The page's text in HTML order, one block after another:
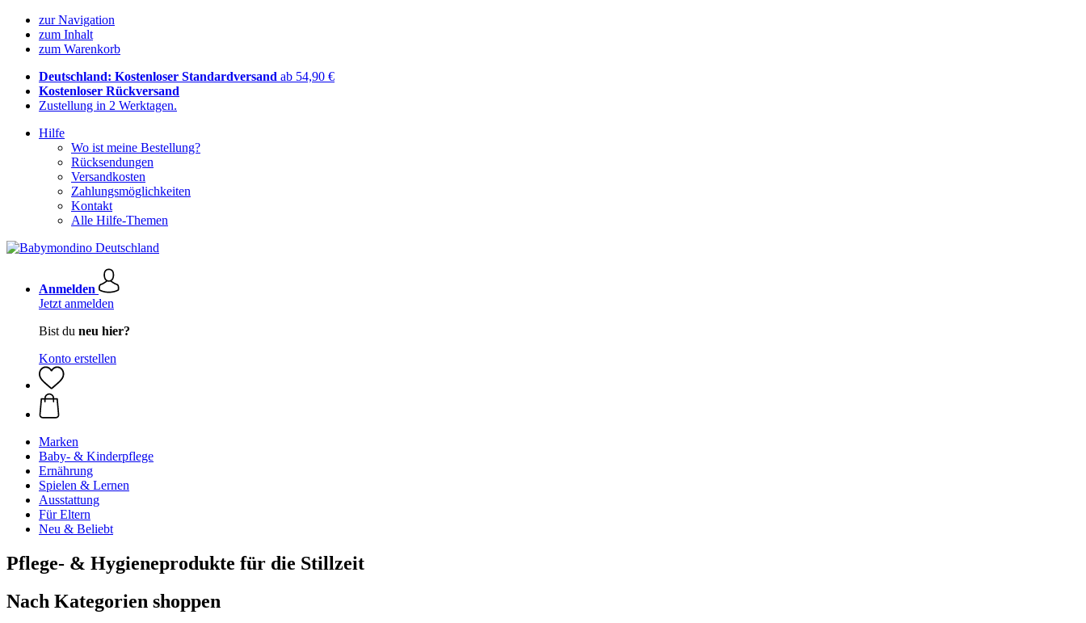
zur Navigation
zum Inhalt
zum Warenkorb
Deutschland: Kostenloser Standardversand ab 54,90 €
Kostenloser Rückversand
Zustellung in 2 Werktagen.
Hilfe
Wo ist meine Bestellung?
Rücksendungen
Versandkosten
Zahlungsmöglichkeiten
Kontakt
Alle Hilfe-Themen
Anmelden
Jetzt anmelden
Bist du neu hier?
Konto erstellen
Marken
Baby- & Kinderpflege
Ernährung
Spielen & Lernen
Ausstattung
Für Eltern
Neu & Beliebt
Pflege- & Hygieneprodukte für die Stillzeit
Nach Kategorien shoppen